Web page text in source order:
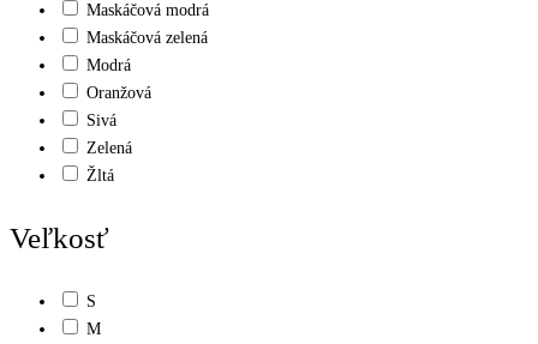
Maskáčová modrá
Maskáčová zelená
Modrá
Oranžová
Sivá
Zelená
Žltá
Veľkosť
S
M